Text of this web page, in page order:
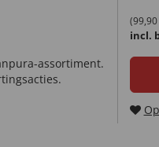
assortiment.
incl.